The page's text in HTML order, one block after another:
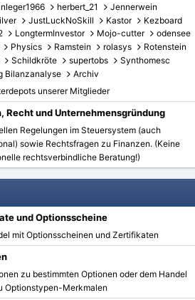
herbert_21
Jennerwein
JustLuckNoSkill Kastor
Kezboard
LongtermInvestor Mojo-cutter
odensee
Physics Ramstein rolasys
Rotenstein
Schildkröte supertobs
Synthomesc
Bilanzanalyse
Archiv
unserer Mitglieder
Recht und Unternehmensgründung
Regelungen im Steuersystem (auch
sowie Rechtsfragen zu Finanzen. (Keine
rechtsverbindliche Beratung!)
und Optionsscheine
mit Optionsscheinen und Zertifikaten
zu bestimmten Optionen oder dem Handel
Optionstypen-Merkmalen